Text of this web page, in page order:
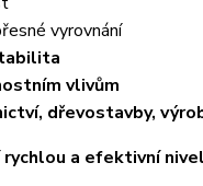
vyrovnání
vlivům
dřevostavby,
rychlou a efektivní